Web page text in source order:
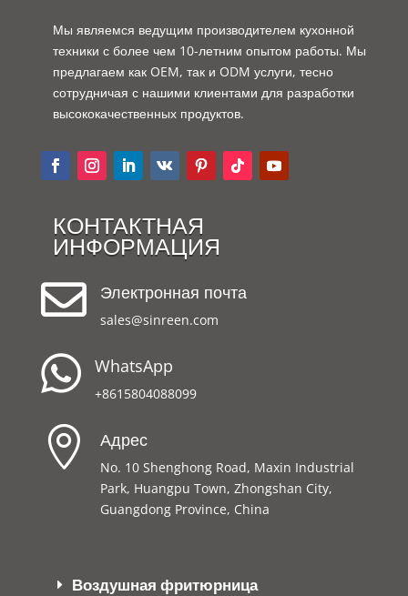
Мы являемся ведущим производителем кухонной
техники с более чем 10-летним опытом работы. Мы
предлагаем как OEM, так и ODM услуги, тесно
сотрудничая с нашими клиентами для разработки
высококачественных продуктов.
КОНТАКТНАЯ
ИНФОРМАЦИЯ
 Электронная почта
sales@sinreen.com
 WhatsApp
+8615804088099
 Адрес
No. 10 Shenghong Road, Maxin Industrial
Park, Huangpu Town, Zhongshan City,
Guangdong Province, China
Воздушная фритюрница